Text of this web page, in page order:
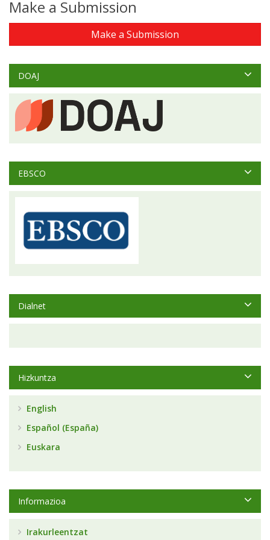
Make a Submission
Make a Submission
DOAJ
EBSCO
Dialnet
Hizkuntza
English
Español (España)
Euskara
Informazioa
Irakurleentzat